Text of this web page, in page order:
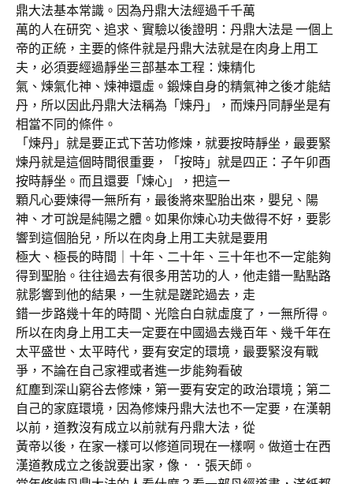
鼎大法基本常識。因為丹鼎大法經過千千萬
萬的人在研究、追求、實驗以後證明：丹鼎大法是 一個上
帝的正統，主要的條件就是丹鼎大法就是在肉身上用工
夫，必須要經過靜坐三部基本工程：煉精化
氣、煉氣化神、煉神還虛。鍛煉自身的精氣神之後才能結
丹，所以因此丹鼎大法稱為「煉丹」，而煉丹同靜坐是有
相當不同的條件。
「煉丹」就是要正式下苦功修煉，就要按時靜坐，最要緊
煉丹就是這個時間很重要，「按時」就是四正：子午卯酉
按時靜坐。而且還要「煉心」，把這一
顆凡心要煉得一無所有，最後將來聖胎出來，嬰兒、陽
神、才可說是純陽之體。如果你煉心功夫做得不好，要影
響到這個胎兒，所以在肉身上用工夫就是要用
極大、極長的時間｜十年、二十年、三十年也不一定能夠
得到聖胎。往往過去有很多用苦功的人，他走錯一點點路
就影響到他的結果，一生就是蹉跎過去，走
錯一步路幾十年的時間、光陰白白就虛度了，一無所得。
所以在肉身上用工夫一定要在中國過去幾百年、幾千年在
太平盛世、太平時代，要有安定的環境，最要緊沒有戰
爭，不論在自己家裡或者進一步能夠看破
紅塵到深山窮谷去修煉，第一要有安定的政治環境；第二
自己的家庭環境，因為修煉丹鼎大法也不一定要，在漢朝
以前，道教沒有成立以前就有丹鼎大法，從
黃帝以後，在家一樣可以修道同現在一樣啊。做道士在西
漢道教成立之後說要出家，像．．張天師。